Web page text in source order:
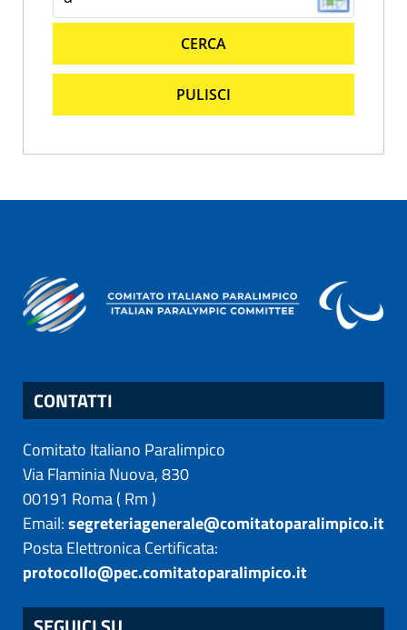
CERCA
PULISCI
CONTATTI
Comitato Italiano Paralimpico
Via Flaminia Nuova, 830
00191 Roma( Rm)
Email:segreteriagenerale@comitatoparalimpico.it
Posta Elettronica Certificata:
protocollo@pec.comitatoparalimpico.it